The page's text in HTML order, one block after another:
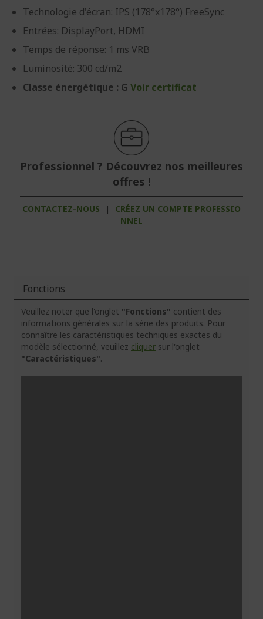
Technologie d'écran: IPS (178°x178°) FreeSync
Entrées: DisplayPort, HDMI
Temps de réponse: 1 ms VRB
Luminosité: 300 cd/m2
Classe énergétique : G Voir certificat
Professionnel ? Découvrez nos meilleures
offres !
CONTACTEZ-NOUS |
CRÉEZ UN COMPTE PROFESSIO
NNEL
Fonctions
Veuillez noter que l'onglet "Fonctions" contient des
informations générales sur la série des produits. Pour
connaître les caractéristiques techniques exactes du
modèle sélectionné, veuillez cliquer sur l'onglet
"Caractéristiques".